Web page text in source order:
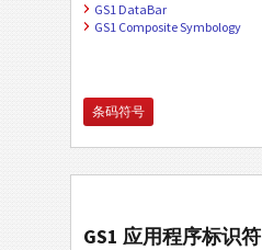
GS1 DataBar
GS1 Composite Symbology
条码符号
GS1 应用程序标识符